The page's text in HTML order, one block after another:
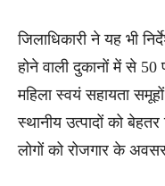
जिलाधिकारी ने यह भी
होने वाली दुकानों में से
महिला स्वयं सहायता
स्थानीय उत्पादों को
लोगों को रोजगार के अवसर